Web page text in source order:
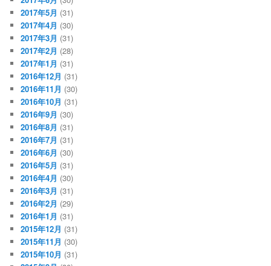
2017年5月 (31)
2017年4月 (30)
2017年3月 (31)
2017年2月 (28)
2017年1月 (31)
2016年12月 (31)
2016年11月 (30)
2016年10月 (31)
2016年9月 (30)
2016年8月 (31)
2016年7月 (31)
2016年6月 (30)
2016年5月 (31)
2016年4月 (30)
2016年3月 (31)
2016年2月 (29)
2016年1月 (31)
2015年12月 (31)
2015年11月 (30)
2015年10月 (31)